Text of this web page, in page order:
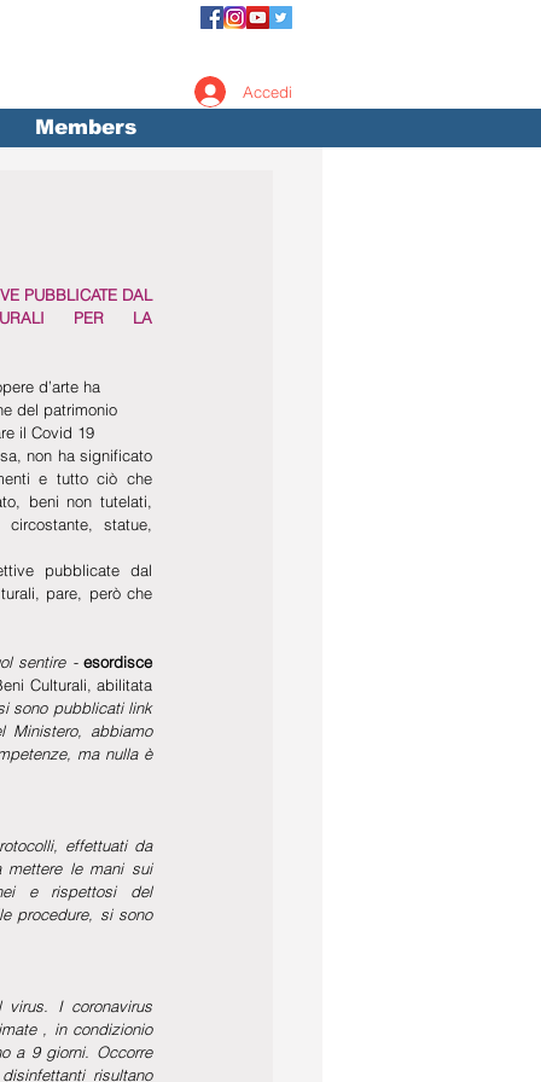
Members
Accedi
PUBBLICATE DAL
PER LA
d’arte ha
del patrimonio
il Covid 19
non ha significato
e tutto ciò che
beni non tutelati,
statue,
pubblicate dal
pare, però che
sentire - esordisce
Culturali, abilitata
sono pubblicati link
Ministero, abbiamo
ma nulla è
effettuati da
mettere le mani sui
e rispettosi del
procedure, si sono
virus. I coronavirus
, in condizionio
a 9 giorni. Occorre
risultano